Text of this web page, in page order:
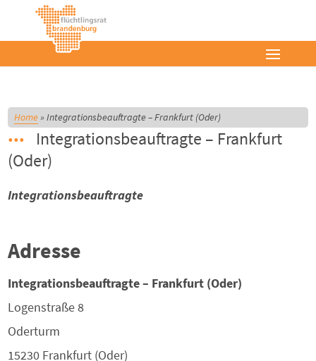
Home»Integrationsbeauftragte – Frankfurt (Oder)
Integrationsbeauftragte – Frankfurt
(Oder)
Integrationsbeauftragte
Adresse
Integrationsbeauftragte – Frankfurt (Oder)
Logenstraße 8
Oderturm
15230 Frankfurt (Oder)